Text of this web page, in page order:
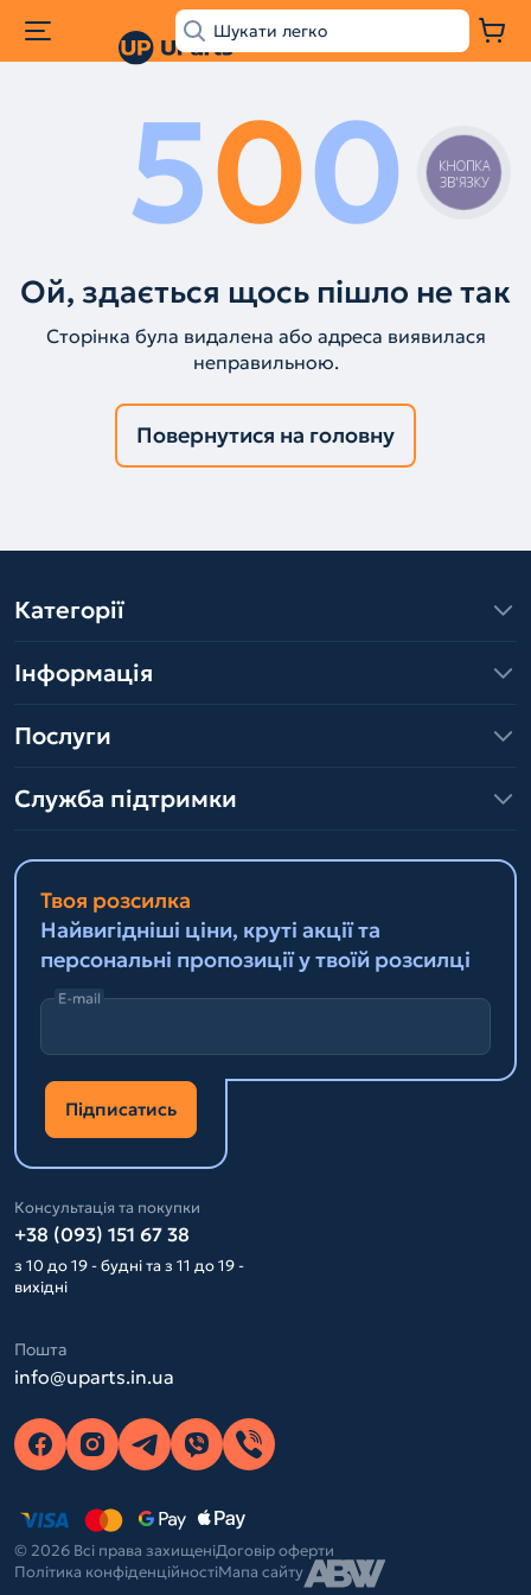
500
Ой, здається щось пішло не так
Сторінка була видалена або адреса виявилася
неправильною.
Повернутися на головну
Категорії
Інформація
Послуги
Служба підтримки
Твоя розсилка
Найвигідніші ціни, круті акції та
персональні пропозиції у твоїй розсилці
E-mail
Підписатись
Консультація та покупки
+38 (093) 151 67 38
з 10 до 19 - будні та з 11 до 19 -
вихідні
Пошта
info@uparts.in.ua
© 2026 Всі права захищеніДоговір оферти
Політика конфіденційностіМапа сайту
КНОПКА
ЗВ'ЯЗКУ